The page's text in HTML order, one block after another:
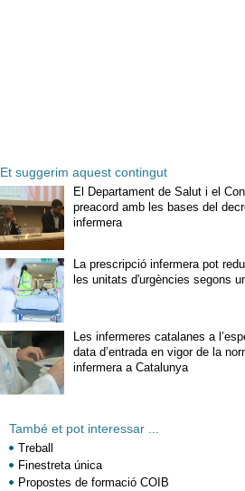
Et suggerim aquest contingut
El Departament de Salut i el
preacord amb les bases del
infermera
La prescripció infermera pot
les unitats d'urgències segons
Les infermeres catalanes a
data d’entrada en vigor de la
infermera a Catalunya
També et pot interessar ...
Treball
Finestreta única
Propostes de formació COIB